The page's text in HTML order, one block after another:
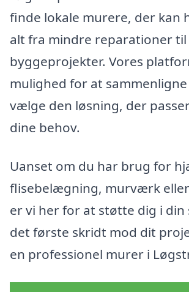
finde lokale murere, der kan
alt fra mindre reparationer
byggeprojekter. Vores
mulighed for at
vælge den løsning, der
dine behov.
Uanset om du har brug for
flisebelægning, murværk
er vi her for at støtte dig i din
det første skridt mod dit
en professionel murer i